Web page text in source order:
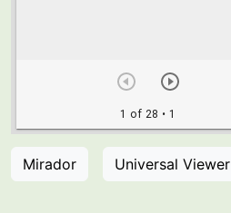
Mirador Universal Viewer